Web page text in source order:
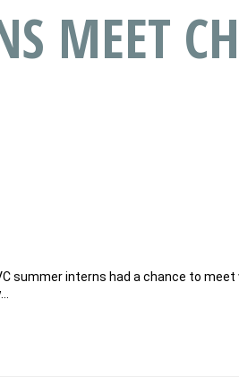
MEET
summer interns had a chance to meet